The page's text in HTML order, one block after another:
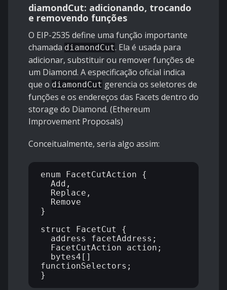
diamondCut: adicionando, trocando
e removendo funções
O EIP-2535 define uma função importante
chamada diamondCut. Ela é usada para
adicionar, substituir ou remover funções de
um Diamond. A especificação oficial indica
que o diamondCut gerencia os seletores de
funções e os endereços das Facets dentro do
storage do Diamond. (Ethereum
Improvement Proposals)
Conceitualmente, seria algo assim:
enum FacetCutAction {
}
struct FacetCut {
functionSelectors;